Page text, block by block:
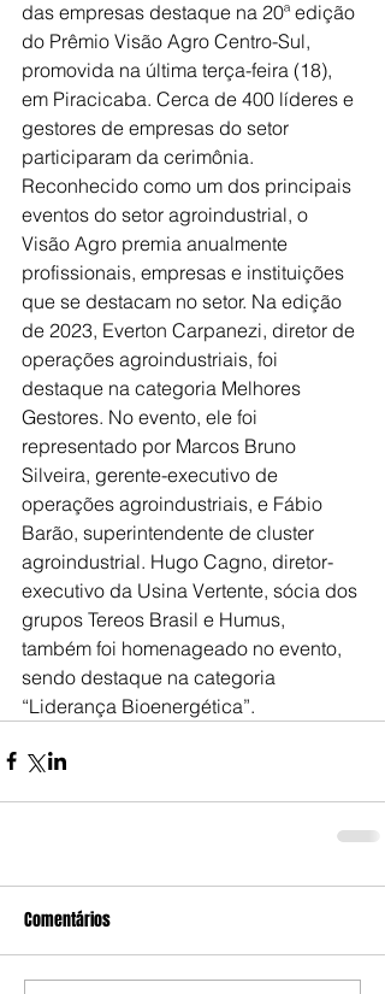
das empresas destaque na 20ª edição
do Prêmio Visão Agro Centro-Sul,
promovida na última terça-feira (18),
em Piracicaba. Cerca de 400 líderes e
gestores de empresas do setor
participaram da cerimônia.
Reconhecido como um dos principais
eventos do setor agroindustrial, o
Visão Agro premia anualmente
profissionais, empresas e instituições
que se destacam no setor. Na edição
de 2023, Everton Carpanezi, diretor de
operações agroindustriais, foi
destaque na categoria Melhores
Gestores. No evento, ele foi
representado por Marcos Bruno
Silveira, gerente-executivo de
operações agroindustriais, e Fábio
Barão, superintendente de cluster
agroindustrial. Hugo Cagno, diretor-
executivo da Usina Vertente, sócia dos
grupos Tereos Brasil e Humus,
também foi homenageado no evento,
sendo destaque na categoria
“Liderança Bioenergética”.
Comentários